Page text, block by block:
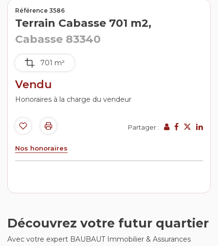
Avis clients
Référence 3586
Terrain Cabasse 701 m2,
Cabasse 83340
701 m²
Vendu
Honoraires à la charge du vendeur
Partager :
Nos honoraires
Découvrez votre futur quartier
Avec votre expert BAUBAUT Immobilier & Assurances